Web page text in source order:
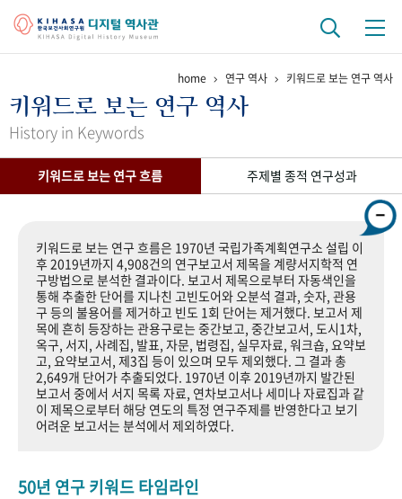
걸어온 길 기관 변천사 역대 기관장
연구 역사
기록물 아카이브
사진 아카이브 문서 기록물 행정박물 영상 기록물
+1주년 기념
성과 50선 숫자로 보는 50년 50+1주년 광장
세계와 함께 한 KIHASA
home 연구 역사 키워드로 보는 연구 역사
키워드로 보는 연구 역사
History in Keywords
키워드로 보는 연구 흐름 주제별 종적 연구성과
키워드로 보는 연구 흐름은 1970년 국립가족계획연구소 설립 이
후 2019년까지 4,908건의 연구보고서 제목을 계량서지학적 연
구방법으로 분석한 결과이다. 보고서 제목으로부터 자동색인을
통해 추출한 단어를 지나친 고빈도어와 오분석 결과, 숫자, 관용
구 등의 불용어를 제거하고 빈도 1회 단어는 제거했다. 보고서 제
목에 흔히 등장하는 관용구로는 중간보고, 중간보고서, 도시1차,
옥구, 서지, 사례집, 발표, 자문, 법령집, 실무자료, 워크숍, 요약보
고, 요약보고서, 제3집 등이 있으며 모두 제외했다. 그 결과 총
2,649개 단어가 추출되었다. 1970년 이후 2019년까지 발간된
보고서 중에서 서지 목록 자료, 연차보고서나 세미나 자료집과 같
이 제목으로부터 해당 연도의 특정 연구주제를 반영한다고 보기
어려운 보고서는 분석에서 제외하였다.
50년 연구 키워드 타임라인